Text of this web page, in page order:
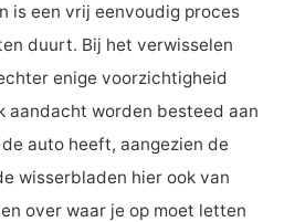
is een vrij eenvoudig proces
duurt. Bij het verwisselen
enige voorzichtigheid
aandacht worden besteed aan
auto heeft, aangezien de
wisserbladen hier ook van
over waar je op moet letten